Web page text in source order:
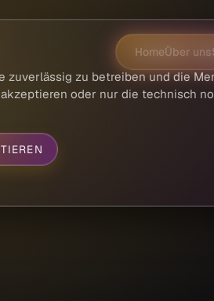
HomeÜber uns
zuverlässig zu betreiben und die
oder nur die technisch